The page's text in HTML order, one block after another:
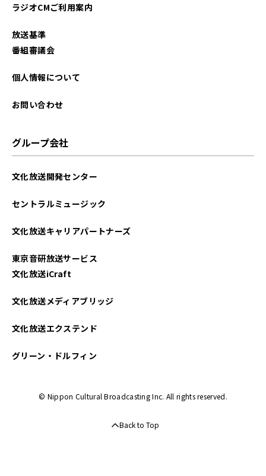
ラジオCMご利用案内
放送基準
番組審議会
個人情報について
お問い合わせ
グループ会社
文化放送開発センター
セントラルミュージック
文化放送キャリアパートナーズ
東京音研放送サービス
文化放送iCraft
文化放送メディアブリッジ
文化放送エクステンド
グリーン・ドルフィン
© Nippon Cultural Broadcasting Inc. All rights reserved.
Back to Top